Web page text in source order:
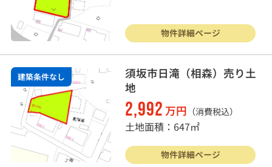
物件詳細ページ
須坂市日滝（相森）売り土
地
2,992 万円 （消費税込）
土地面積：647㎡
物件詳細ページ
建築条件なし